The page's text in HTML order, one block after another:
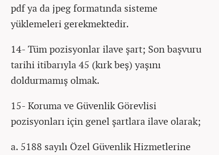
pdf ya da jpeg formatında sisteme
yüklemeleri gerekmektedir.
14- Tüm pozisyonlar ilave şart; Son başvuru
tarihi itibarıyla 45 (kırk beş) yaşını
doldurmamış olmak.
15- Koruma ve Güvenlik Görevlisi
pozisyonları için genel şartlara ilave olarak;
a. 5188 sayılı Özel Güvenlik Hizmetlerine